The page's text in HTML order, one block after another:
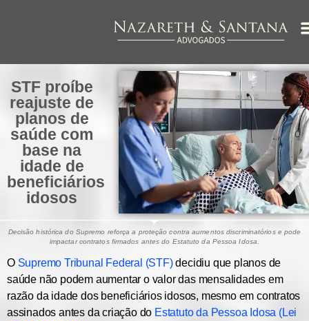
STF proíbe
reajuste de
planos de
saúde com
base na
idade de
beneficiários
idosos
Decisão histórica do Supremo reforça a proteção contra aumentos discriminatórios e pode
impactar contratos firmados antes do Estatuto da Pessoa Idosa.
O Supremo Tribunal Federal (STF)decidiu que planos de
saúde não podem aumentar o valor das mensalidades em
razão da idade dos beneficiários idosos, mesmo em contratos
assinados antes da criação do Estatuto da Pessoa Idosa (Lei